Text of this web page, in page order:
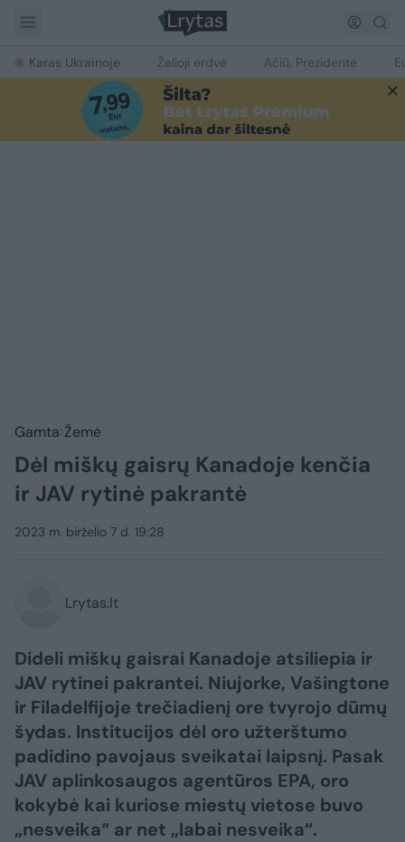
Karas Ukrainoje Žalioji erdvė Ačiū, Prezidente
Gamta Žemė
Dėl miškų gaisrų Kanadoje kenčia
ir JAV rytinė pakrantė
2023 m. birželio 7 d. 19:28
Lrytas.lt
Dideli miškų gaisrai Kanadoje atsiliepia ir
JAV rytinei pakrantei. Niujorke, Vašingtone
ir Filadelfijoje trečiadienį ore tvyrojo dūmų
šydas. Institucijos dėl oro užterštumo
padidino pavojaus sveikatai laipsnį. Pasak
JAV aplinkosaugos agentūros EPA, oro
kokybė kai kuriose miestų vietose buvo
„nesveika“ ar net „labai nesveika“.